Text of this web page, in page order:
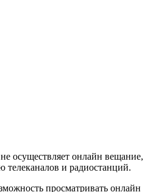
осуществляет онлайн вещание,
телеканалов и радиостанций.
просматривать онлайн